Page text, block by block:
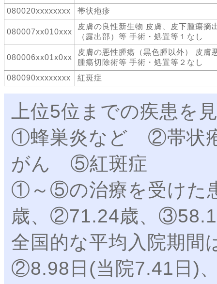
080020xxxxxxxx
帯状疱疹
080007xx010xxx
皮膚の良性新生物 皮膚、皮下腫瘍摘
（露出部）等 手術・処置等１なし
080006xx01x0xx
皮膚の悪性腫瘍（黒色腫以外） 皮膚
腫瘍切除術等 手術・処置等２なし
080090xxxxxxxx
紅斑症
上位5位までの疾患を
①蜂巣炎など ②帯
がん ⑤紅斑症
①～⑤の治療を受けた
歳、②71.24歳、
全国的な平均入院期
②8.98日(当院7.41日)